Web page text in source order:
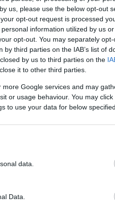
us, please use the below opt-out
opt-out request is processed
information utilized by us
opt-out. You may separately
third parties on the IAB’s list of
by us to third parties on the
it to other third parties.
Google services and may
or usage behaviour. You may
to use your data for below
data.
Data.
Emlékezzen rám
NÖVÉNYKATALÓGUS
)